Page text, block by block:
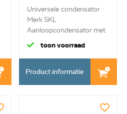
Universele condensator
Merk SKL
Aanloopcondensator met
kab...
toon voorraad
Product informatie